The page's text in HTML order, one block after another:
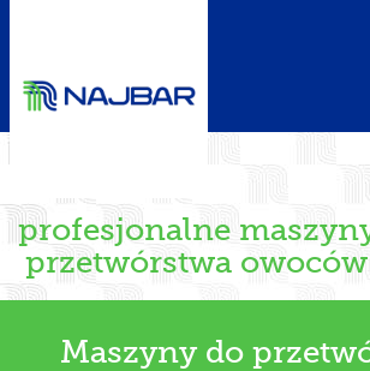
profesjonalne
przetwórstwa
Maszyny do